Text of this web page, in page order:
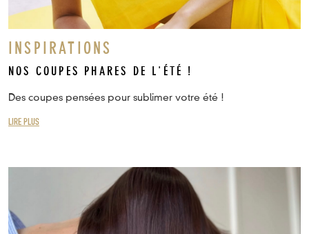
INSPIRATIONS
NOS COUPES PHARES DE L'ÉTÉ !
Des coupes pensées pour sublimer votre été !
LIRE PLUS